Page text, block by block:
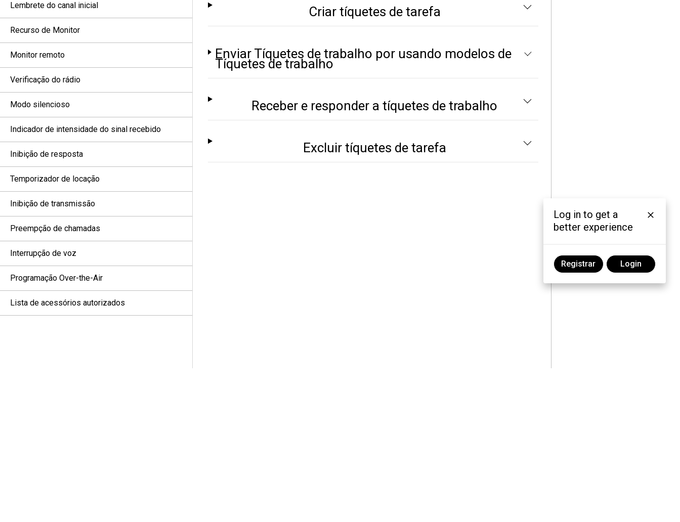
Lembrete do canal inicial
Recurso de Monitor
Monitor remoto
Verificação do rádio
Modo silencioso
Indicador de intensidade do sinal recebido
Inibição de resposta
Temporizador de locação
Inibição de transmissão
Preempção de chamadas
Interrupção de voz
Programação Over-the-Air
Lista de acessórios autorizados
Criar tíquetes de tarefa
Enviar Tíquetes de trabalho por usando modelos de
Tíquetes de trabalho
Receber e responder a tíquetes de trabalho
Excluir tíquetes de tarefa
Log in to get a
better experience
Registrar Login